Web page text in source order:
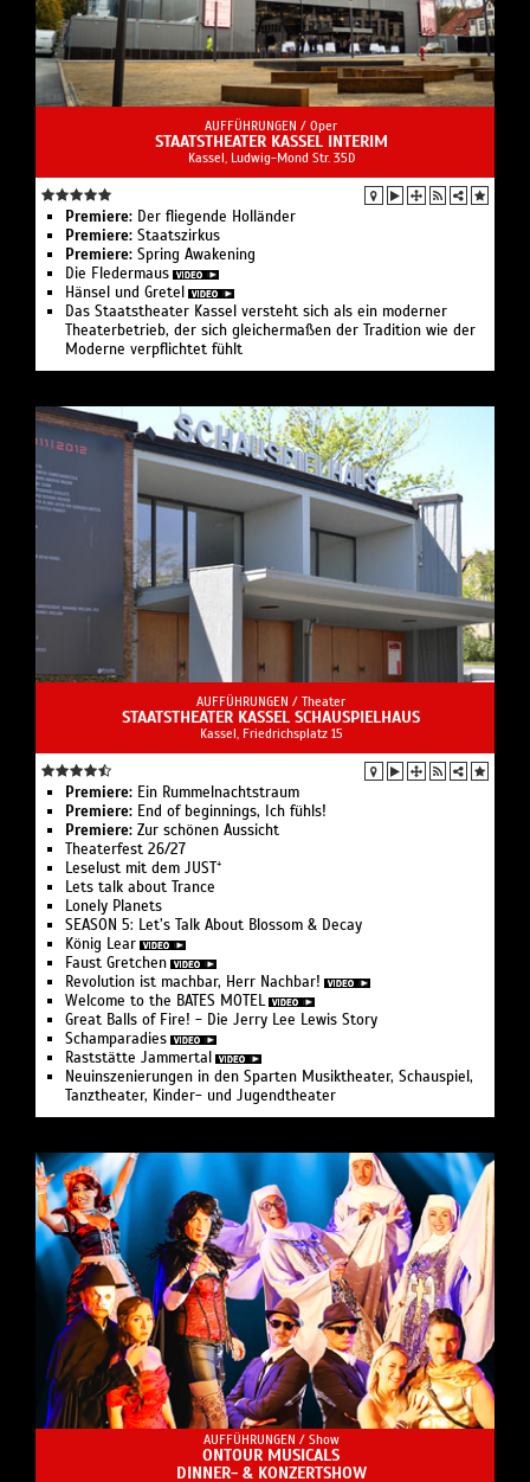
AUFFÜHRUNGEN / Oper
STAATSTHEATER KASSEL INTERIM
Kassel, Ludwig-Mond Str. 35D
Premiere: Der fliegende Holländer
Premiere: Staatszirkus
Premiere: Spring Awakening
Die Fledermaus
Hänsel und Gretel
Das Staatstheater Kassel versteht sich als ein moderner
Theaterbetrieb, der sich gleichermaßen der Tradition wie der
Moderne verpflichtet fühlt
AUFFÜHRUNGEN / Theater
STAATSTHEATER KASSEL SCHAUSPIELHAUS
Kassel, Friedrichsplatz 15
Premiere: Ein Rummelnachtstraum
Premiere: End of beginnings, Ich fühls!
Premiere: Zur schönen Aussicht
Theaterfest 26/27
Leselust mit dem JUST⁺
Lets talk about Trance
Lonely Planets
SEASON 5: Let’s Talk About Blossom & Decay
König Lear
Faust Gretchen
Revolution ist machbar, Herr Nachbar!
Welcome to the BATES MOTEL
Great Balls of Fire! - Die Jerry Lee Lewis Story
Schamparadies
Raststätte Jammertal
Neuinszenierungen in den Sparten Musiktheater, Schauspiel,
Tanztheater, Kinder- und Jugendtheater
AUFFÜHRUNGEN / Show
ONTOUR MUSICALS
DINNER- & KONZERTSHOW